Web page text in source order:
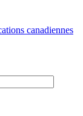
canadiennes